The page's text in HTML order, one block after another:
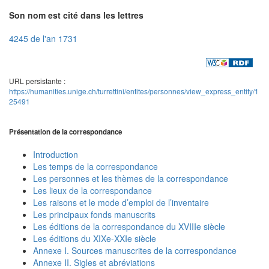
Son nom est cité dans les lettres
4245 de l'an 1731
URL persistante :
https://humanities.unige.ch/turrettini/entites/personnes/view_express_entity/1
25491
Présentation de la correspondance
Introduction
Les temps de la correspondance
Les personnes et les thèmes de la correspondance
Les lieux de la correspondance
Les raisons et le mode d’emploi de l’inventaire
Les principaux fonds manuscrits
Les éditions de la correspondance du XVIIIe siècle
Les éditions du XIXe-XXIe siècle
Annexe I. Sources manuscrites de la correspondance
Annexe II. Sigles et abréviations